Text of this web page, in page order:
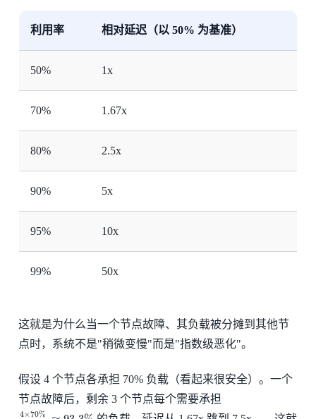
利用率 相对延迟（以 50% 为基准）
50% 1x
70% 1.67x
80% 2.5x
90% 5x
95% 10x
99% 50x
这就是为什么当一个节点故障、其负载被分摊到其他节
点时，系统不是"稍微变慢"而是"指数级恶化"。
假设 4 个节点各承担 70% 负载（看起来很安全）。一个
节点故障后，剩余 3 个节点每个需要承担
4×70%
4×70% %